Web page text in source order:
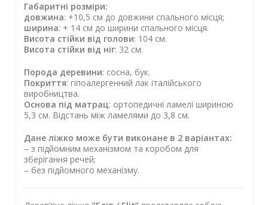
Габаритні розміри:
довжина: +10,5 см до довжини спального місця;
ширина: + 14 см до ширини спального місця.
Висота стійки від голови: 104 см.
Висота стійки від ніг: 32 см.
Порода деревини: сосна, бук.
Покриття: гіпоалергенний лак італійського
виробництва.
Основа під матрац: ортопедичні ламелі шириною
5,3 см. Відстань між ламелями до 3,8 см.
Дане ліжко може бути виконане в 2 варіантах:
– з підйомним механізмом та коробом для
зберігання речей;
– без підйомного механізму.